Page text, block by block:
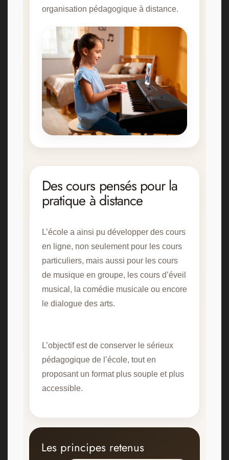
organisation pédagogique à distance.
Des cours pensés pour la
pratique à distance
L’école a ainsi pu développer des cours
en ligne, non seulement pour les cours
particuliers, mais aussi pour les cours
de musique en groupe, les cours d’éveil
musical, la comédie musicale ou encore
le dialogue des arts.
L’objectif est de conserver le sérieux
pédagogique de l’école, tout en
proposant un format plus souple et plus
accessible.
Les principes retenus